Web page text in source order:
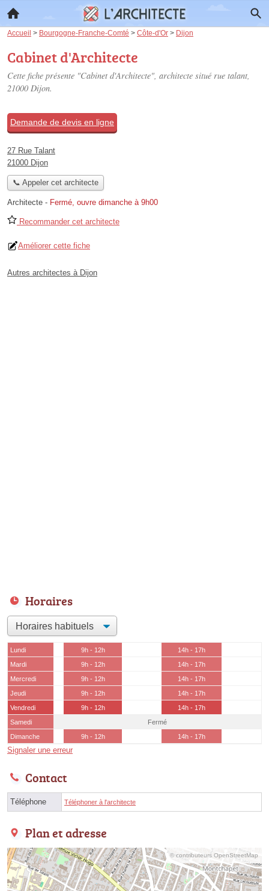
Accueil > Bourgogne-Franche-Comté > Côte-d'Or > Dijon
Cabinet d'Architecte
Cette fiche présente "Cabinet d'Architecte", architecte situé rue talant,
21000 Dijon.
Demande de devis en ligne
27 Rue Talant
21000 Dijon
📞 Appeler cet architecte
Architecte - Fermé, ouvre dimanche à 9h00
Recommander cet architecte
Améliorer cette fiche
Autres architectes à Dijon
Horaires
Lundi 9h - 12h
14h - 17h
Mardi
9h - 12h
14h - 17h
Mercredi
9h - 12h
14h - 17h
Jeudi
9h - 12h
14h - 17h
Vendredi
9h - 12h
14h - 17h
Samedi
Fermé
Dimanche
9h - 12h 14h - 17h
Signaler une erreur
Contact
Téléphone Téléphoner à l'architecte
Plan et adresse
© contributeurs OpenStreetMap